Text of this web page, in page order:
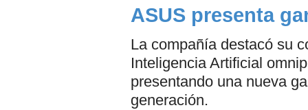
ASUS presenta
La compañía destacó su
Inteligencia Artificial
presentando una nueva
generación.